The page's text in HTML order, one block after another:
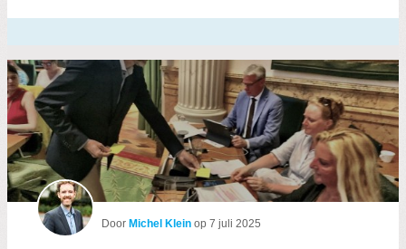
Door Michel Klein op 7 juli 2025